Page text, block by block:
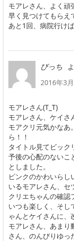
モアレさん、よく頑
早く見つけてもらえ
あと1回、病院行け
ぴっち
2016年3
モアレさん(T_T)
モアレさん、ケイさ
モアクリ元気かなあ
ら！！
タイトル見てビック
予後の心配のないこ
としました。
ピンクのかわいらし
いるモアレさん、セ
クリエちゃんの確認
いつも楽しく、そし
ゃんとケイさんに、
モアレさん、あまり
さん、のんびりゆっ